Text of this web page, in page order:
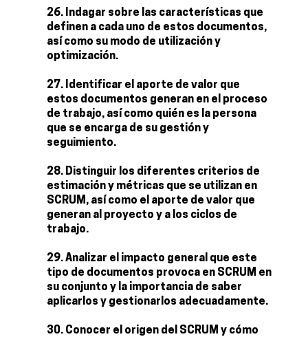
Indagar sobre las características que
definen a cada uno de estos documentos,
así como su modo de utilización y
optimización.
Identificar el aporte de valor que
estos documentos generan en el proceso
de trabajo, así como quién es la persona
que se encarga de su gestión y
seguimiento.
Distinguir los diferentes criterios de
estimación y métricas que se utilizan en
SCRUM, así como el aporte de valor que
generan al proyecto y a los ciclos de
trabajo.
Analizar el impacto general que este
tipo de documentos provoca en SCRUM en
su conjunto y la importancia de saber
aplicarlos y gestionarlos adecuadamente.
Conocer el origen del SCRUM y cómo